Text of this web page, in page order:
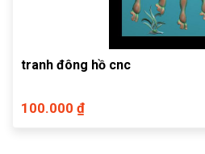
tranh đông hồ cnc
100.000 ₫